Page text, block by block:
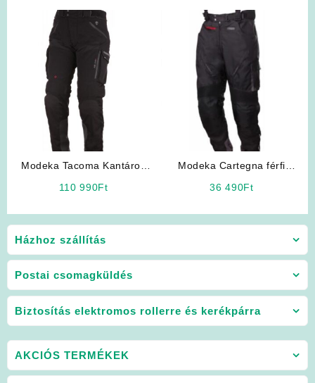
Házhoz szállítás
Postai csomagküldés
Biztosítás elektromos rollerre és kerékpárra
Modeka Tacoma Kantáros
110 990Ft
Modeka Cartegna férfi
36 490Ft
AKCIÓS TERMÉKEK